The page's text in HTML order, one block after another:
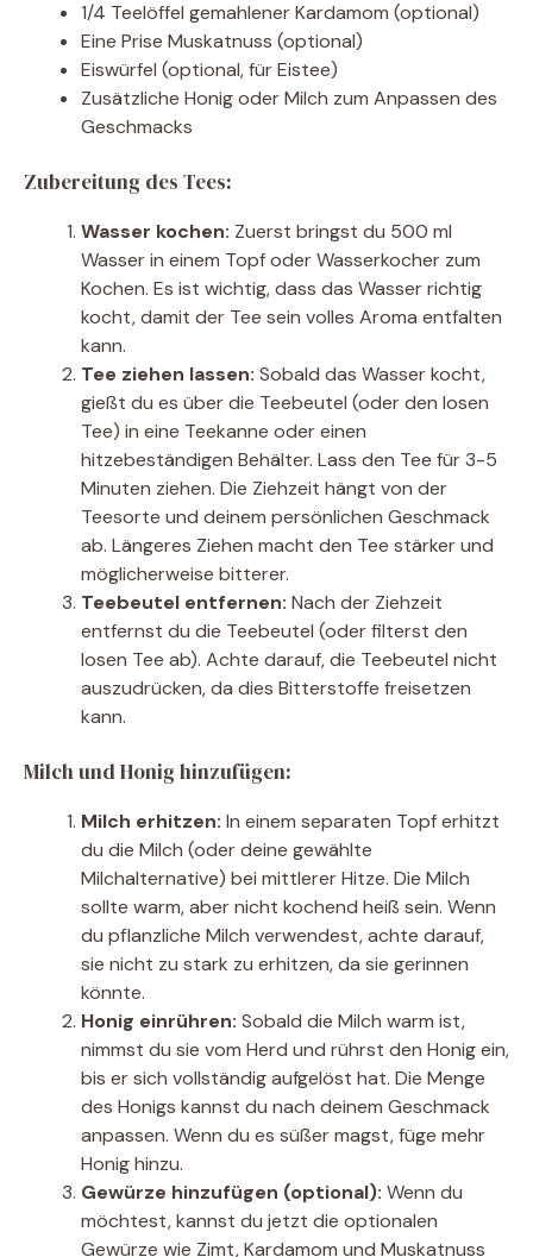
1/4 Teelöffel gemahlener Kardamom (optional)
Eine Prise Muskatnuss (optional)
Eiswürfel (optional, für Eistee)
Zusätzliche Honig oder Milch zum Anpassen des
Geschmacks
Zubereitung des Tees:
Wasser kochen: Zuerst bringst du 500 ml
Wasser in einem Topf oder Wasserkocher zum
Kochen. Es ist wichtig, dass das Wasser richtig
kocht, damit der Tee sein volles Aroma entfalten
kann.
Tee ziehen lassen: Sobald das Wasser kocht,
gießt du es über die Teebeutel (oder den losen
Tee) in eine Teekanne oder einen
hitzebeständigen Behälter. Lass den Tee für 3-5
Minuten ziehen. Die Ziehzeit hängt von der
Teesorte und deinem persönlichen Geschmack
ab. Längeres Ziehen macht den Tee stärker und
möglicherweise bitterer.
Teebeutel entfernen: Nach der Ziehzeit
entfernst du die Teebeutel (oder filterst den
losen Tee ab). Achte darauf, die Teebeutel nicht
auszudrücken, da dies Bitterstoffe freisetzen
kann.
Milch und Honig hinzufügen:
Milch erhitzen: In einem separaten Topf erhitzt
du die Milch (oder deine gewählte
Milchalternative) bei mittlerer Hitze. Die Milch
sollte warm, aber nicht kochend heiß sein. Wenn
du pflanzliche Milch verwendest, achte darauf,
sie nicht zu stark zu erhitzen, da sie gerinnen
könnte.
Honig einrühren: Sobald die Milch warm ist,
nimmst du sie vom Herd und rührst den Honig ein,
bis er sich vollständig aufgelöst hat. Die Menge
des Honigs kannst du nach deinem Geschmack
anpassen. Wenn du es süßer magst, füge mehr
Honig hinzu.
Gewürze hinzufügen (optional): Wenn du
möchtest, kannst du jetzt die optionalen
Gewürze wie Zimt, Kardamom und Muskatnuss